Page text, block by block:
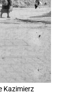
Kazimierz